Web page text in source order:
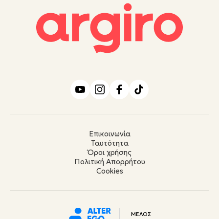
Επικοινωνία
Ταυτότητα
Όροι χρήσης
Πολιτική Απορρήτου
Cookies
ΜΕΛΟΣ